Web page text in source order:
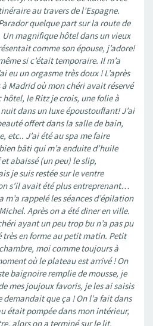
au travers de l’Espagne.
quelque part sur la route de
magnifique hôtel dans un vieux
comme son épouse, j’adore!
si c’était temporaire. Il m’a
eu un orgasme très doux ! L’après
Madrid où mon chéri avait réservé
le Ritz je crois, une folie à
dans un luxe époustouflant! J’ai
offert dans la salle de bain,
etc.. J’ai été au spa me faire
bâti qui m’a enduite d’huile
abaissé (un peu) le slip,
je suis restée sur le ventre
s’il avait été plus entreprenant…
m’a rappelé les séances d’épilation
Après on a été diner en ville.
ayant un peu trop bu n’a pas pu
très en forme au petit matin. Petit
moi comme toujours à
où le plateau est arrivé ! On
baignoire remplie de mousse, je
mes joujoux favoris, je les ai saisis
que ça ! On l’a fait dans
était pompée dans mon intérieur,
alors on a terminé sur le lit.